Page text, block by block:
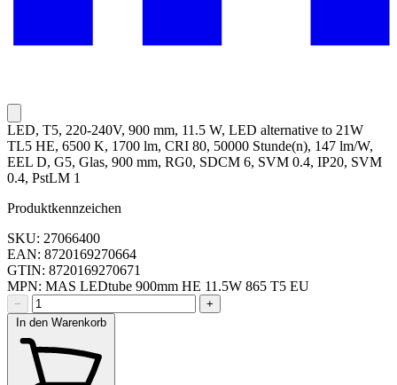
LED, T5, 220-240V, 900 mm, 11.5 W, LED alternative to 21W
TL5 HE, 6500 K, 1700 lm, CRI 80, 50000 Stunde(n), 147 lm/W,
EEL D, G5, Glas, 900 mm, RG0, SDCM 6, SVM 0.4, IP20, SVM
0.4, PstLM 1
Produktkennzeichen
SKU: 27066400
EAN: 8720169270664
GTIN: 8720169270671
MPN: MAS LEDtube 900mm HE 11.5W 865 T5 EU
−
+
In den Warenkorb